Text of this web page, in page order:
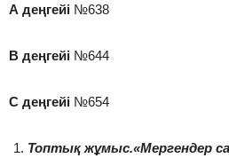
А деңгейі №638
В деңгейі №644
С деңгейі №654
Топтық жұмыс.«Мергендер